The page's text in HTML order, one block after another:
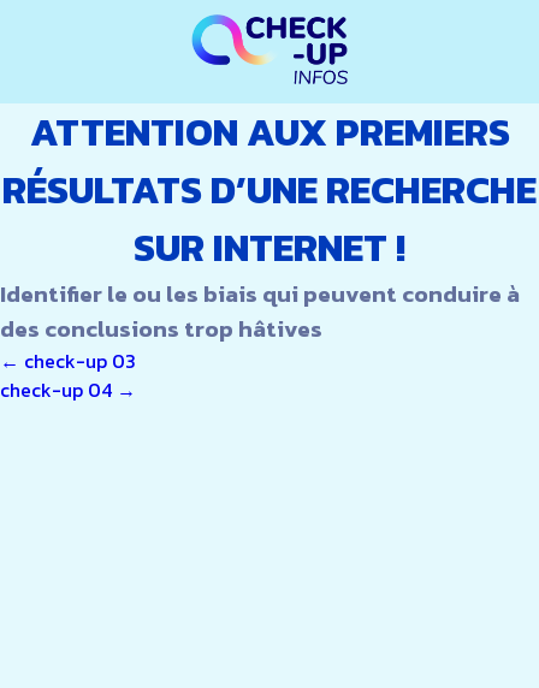
ATTENTION AUX PREMIERS
RÉSULTATS D’UNE RECHERCHE
SUR INTERNET !
Identifier le ou les biais qui peuvent conduire à
des conclusions trop hâtives
NAVIGATION
← check-up 03
check-up 04 →